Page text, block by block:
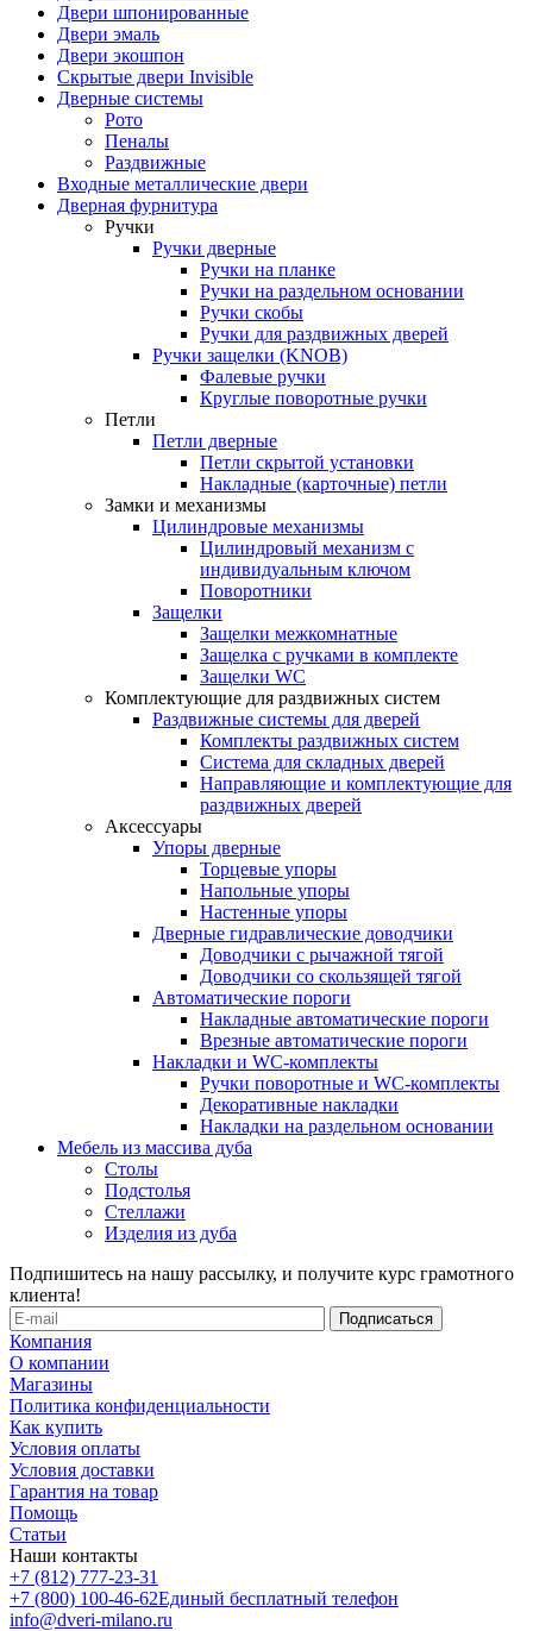
Двери шпонированные
Двери эмаль
Двери экошпон
Скрытые двери Invisible
Дверные системы
Рото
Пеналы
Раздвижные
Входные металлические двери
Дверная фурнитура
Ручки
Ручки дверные
Ручки на планке
Ручки на раздельном основании
Ручки скобы
Ручки для раздвижных дверей
Ручки защелки (KNOB)
Фалевые ручки
Круглые поворотные ручки
Петли
Петли дверные
Петли скрытой установки
Накладные (карточные) петли
Замки и механизмы
Цилиндровые механизмы
Цилиндровый механизм с
индивидуальным ключом
Поворотники
Защелки
Защелки межкомнатные
Защелка с ручками в комплекте
Защелки WC
Комплектующие для раздвижных систем
Раздвижные системы для дверей
Комплекты раздвижных систем
Система для складных дверей
Направляющие и комплектующие для
раздвижных дверей
Аксессуары
Упоры дверные
Торцевые упоры
Напольные упоры
Настенные упоры
Дверные гидравлические доводчики
Доводчики с рычажной тягой
Доводчики со скользящей тягой
Автоматические пороги
Накладные автоматические пороги
Врезные автоматические пороги
Накладки и WC-комплекты
Ручки поворотные и WC-комплекты
Декоративные накладки
Накладки на раздельном основании
Мебель из массива дуба
Столы
Подстолья
Стеллажи
Изделия из дуба
Подпишитесь на нашу рассылку, и получите курс грамотного
клиента!
Компания
О компании
Магазины
Политика конфиденциальности
Как купить
Условия оплаты
Условия доставки
Гарантия на товар
Помощь
Статьи
Наши контакты
+7 (812) 777-23-31
+7 (800) 100-46-62Единый бесплатный телефон
info@dveri-milano.ru